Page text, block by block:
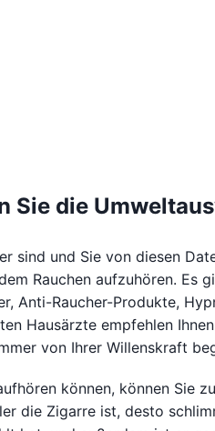
Sie die
sind und Sie von diesen
Rauchen aufzuhören. Es
Anti-Raucher-Produkte,
Hausärzte empfehlen
von Ihrer Willenskraft
können, können Sie
die Zigarre ist, desto